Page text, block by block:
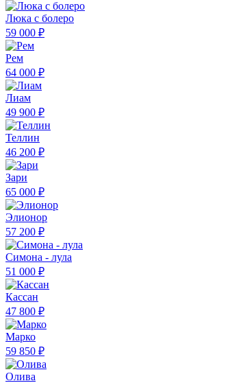
Люка с болеро
59 000 ₽
Рем
64 000 ₽
Лиам
49 900 ₽
Теллин
46 200 ₽
Зари
65 000 ₽
Элионор
57 200 ₽
Симона - лула
51 000 ₽
Кассан
47 800 ₽
Марко
59 850 ₽
Олива